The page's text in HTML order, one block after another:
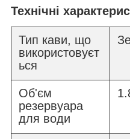
Технічні
Тип кави, що
використовуєт
ься
Об'єм
резервуара
для води